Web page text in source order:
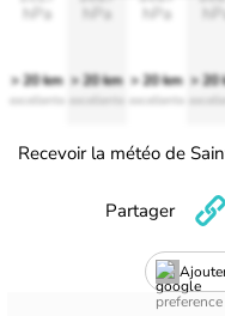
hPa
> 20 km
excellente
hPa
> 20 km
excellente
hPa
> 20 km
excellente
> 20
Recevoir la météo de
Partager